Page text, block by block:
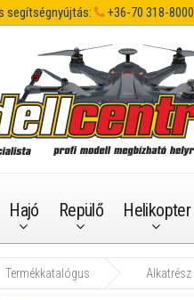
segítségnyújtás: +36-70 318-8000
Hajó Repülő Helikopter
Termékkatalógus Alkatrész